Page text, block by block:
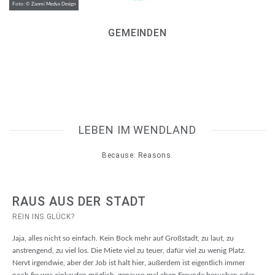
Foto: © Zanmi Medya Design
GEMEINDEN
LEBEN IM WENDLAND
Because: Reasons.
RAUS AUS DER STADT
REIN INS GLÜCK?
Jaja, alles nicht so einfach. Kein Bock mehr auf Großstadt, zu laut, zu
anstrengend, zu viel los. Die Miete viel zu teuer, dafür viel zu wenig Platz.
Nervt irgendwie, aber der Job ist halt hier, außerdem ist eigentlich immer